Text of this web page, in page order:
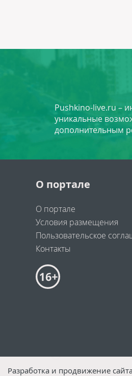
Pushkino-live.ru –
уникальные
дополнительным
О портале
О портале
Условия размещения
Пользовательское
Контакты
Разработка и продвижение